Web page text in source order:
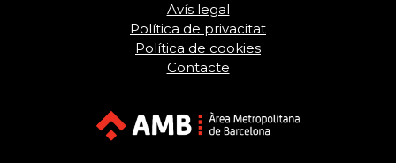
Avís legal
Política de privacitat
Política de cookies
Contacte